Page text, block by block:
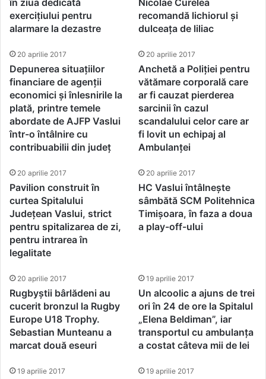
în ziua dedicată
exercițiului pentru
alarmare la dezastre
Nicolae Curelea
recomandă lichiorul și
dulceața de liliac
20 aprilie 2017
Depunerea situațiilor
financiare de agenții
economici și înlesnirile la
plată, printre temele
abordate de AJFP Vaslui
într-o întâlnire cu
contribuabilii din județ
20 aprilie 2017
Anchetă a Poliției pentru
vătămare corporală care
ar fi cauzat pierderea
sarcinii în cazul
scandalului celor care ar
fi lovit un echipaj al
Ambulanței
20 aprilie 2017
Pavilion construit în
curtea Spitalului
Județean Vaslui, strict
pentru spitalizarea de zi,
pentru intrarea în
legalitate
20 aprilie 2017
HC Vaslui întâlnește
sâmbătă SCM Politehnica
Timișoara, în faza a doua
a play-off-ului
20 aprilie 2017
Rugbyștii bârlădeni au
cucerit bronzul la Rugby
Europe U18 Trophy.
Sebastian Munteanu a
marcat două eseuri
19 aprilie 2017
Un alcoolic a ajuns de trei
ori în 24 de ore la Spitalul
„Elena Beldiman”, iar
transportul cu ambulanța
a costat câteva mii de lei
19 aprilie 2017 19 aprilie 2017